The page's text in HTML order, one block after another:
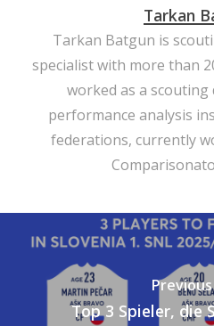
Tarkan
Tarkan Batgun is
specialist with more than
worked as a
performance analysis
federations, currently
Top 3 Spieler, die